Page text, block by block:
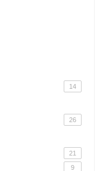
14
26
21
9